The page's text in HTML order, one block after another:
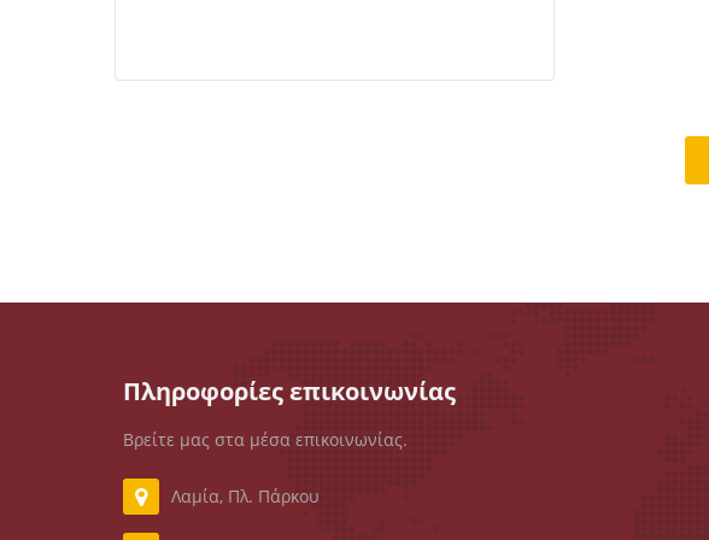
Πληροφορίες επικοινωνίας
Βρείτε μας στα μέσα επικοινωνίας.
Λαμία, Πλ. Πάρκου